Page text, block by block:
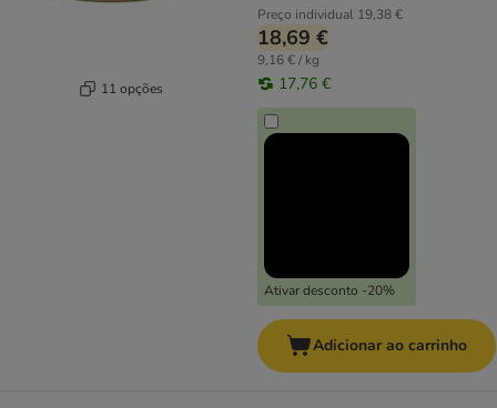
11 opções
Preço individual 19,38 €
18,69 €
9,16 € / kg
17,76 €
Ativar desconto -20%
Adicionar ao carrinho